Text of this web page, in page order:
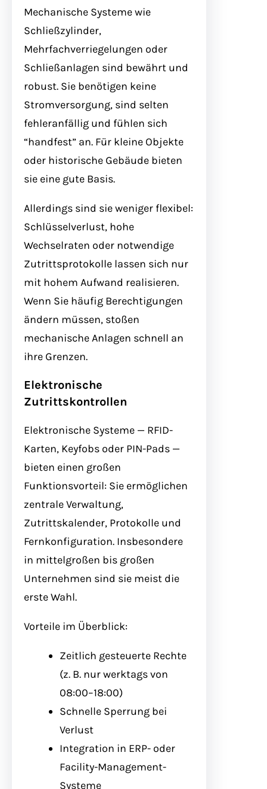
Mechanische Systeme wie
Schließzylinder,
Mehrfachverriegelungen oder
Schließanlagen sind bewährt und
robust. Sie benötigen keine
Stromversorgung, sind selten
fehleranfällig und fühlen sich
“handfest” an. Für kleine Objekte
oder historische Gebäude bieten
sie eine gute Basis.
Allerdings sind sie weniger flexibel:
Schlüsselverlust, hohe
Wechselraten oder notwendige
Zutrittsprotokolle lassen sich nur
mit hohem Aufwand realisieren.
Wenn Sie häufig Berechtigungen
ändern müssen, stoßen
mechanische Anlagen schnell an
ihre Grenzen.
Elektronische
Zutrittskontrollen
Elektronische Systeme — RFID-
Karten, Keyfobs oder PIN-Pads —
bieten einen großen
Funktionsvorteil: Sie ermöglichen
zentrale Verwaltung,
Zutrittskalender, Protokolle und
Fernkonfiguration. Insbesondere
in mittelgroßen bis großen
Unternehmen sind sie meist die
erste Wahl.
Vorteile im Überblick:
Zeitlich gesteuerte Rechte
(z. B. nur werktags von
08:00–18:00)
Schnelle Sperrung bei
Verlust
Integration in ERP- oder
Facility-Management-
Systeme